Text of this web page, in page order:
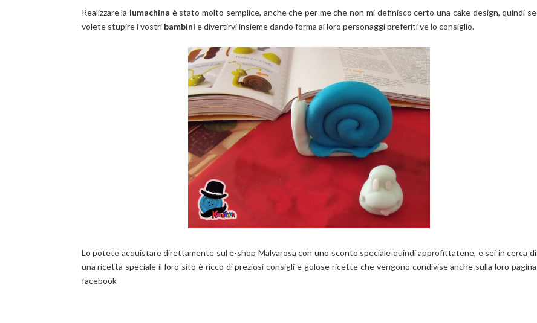
Realizzare la lumachina è stato molto semplice, anche che per me che non mi definisco certo una cake design, quindi se
volete stupire i vostri bambini e divertirvi insieme dando forma ai loro personaggi preferiti ve lo consiglio.
Lo potete acquistare direttamente sul e-shop Malvarosa con uno sconto speciale quindi approfittatene, e sei in cerca di
una ricetta speciale il loro sito è ricco di preziosi consigli e golose ricette che vengono condivise anche sulla loro pagina
facebook